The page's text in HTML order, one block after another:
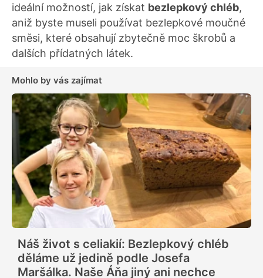
ideální možností, jak získat bezlepkový chléb,
aniž byste museli používat bezlepkové moučné
směsi, které obsahují zbytečně moc škrobů a
dalších přídatných látek.
Mohlo by vás zajímat
Náš život s celiakií: Bezlepkový chléb
děláme už jedině podle Josefa
Maršálka. Naše Áňa jiný ani nechce